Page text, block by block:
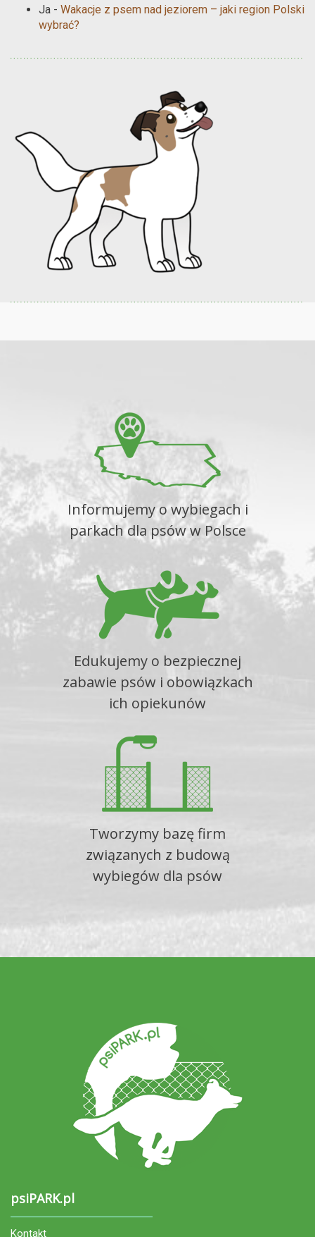
Ja - Wakacje z psem nad jeziorem – jaki region Polski
wybrać?
Informujemy o wybiegach i
parkach dla psów w Polsce
Edukujemy o bezpiecznej
zabawie psów i obowiązkach
ich opiekunów
Tworzymy bazę firm
związanych z budową
wybiegów dla psów
psiPARK.pl
Kontakt